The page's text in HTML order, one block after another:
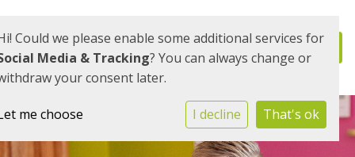
Could we please enable some additional services for
Media & Tracking? You can always change or
your consent later.
me choose I decline That's ok